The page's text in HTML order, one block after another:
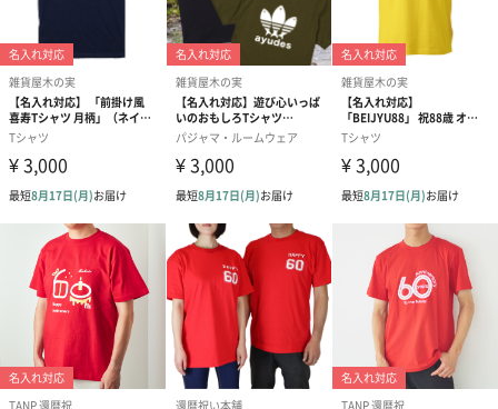
あり（ブルー）（330円） あり（レッド）（330円）
メッセージシール